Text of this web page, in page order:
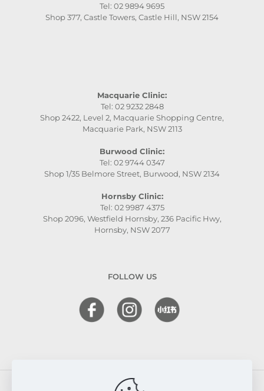
Tel: 02 9894 9695
Shop 377, Castle Towers, Castle Hill, NSW 2154
Macquarie Clinic:
Tel: 02 9232 2848
Shop 2422, Level 2, Macquarie Shopping Centre,
Macquarie Park, NSW 2113
Burwood Clinic:
Tel: 02 9744 0347
Shop 1/35 Belmore Street, Burwood, NSW 2134
Hornsby Clinic:
Tel: 02 9987 4375
Shop 2096, Westfield Hornsby, 236 Pacific Hwy,
Hornsby, NSW 2077
FOLLOW US